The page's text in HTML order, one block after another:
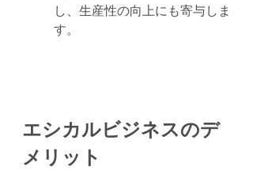
し、生産性の向上にも寄与しま
す。
エシカルビジネスのデ
メリット